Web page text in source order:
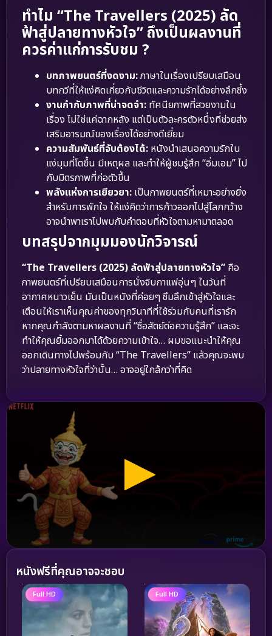
ทำไม “The Travellers (2025) ลัด
ฟ้าสู่ปลายทางหัวใจ” ถึงเป็นผลงานที่
ควรค่าแก่การรับชม ?
บทภาพยนตร์ที่งดงาม:ภาษาในเรื่องเปรียบเสมือน
บทกวีที่ให้แง่คิดเกี่ยวกับชีวิตและความรักได้อย่างลึกซึ้ง
งานกำกับภาพที่น่าจดจำ: ทัศนียภาพที่สวยงามใน
เรื่อง ไม่ใช่แค่ฉากหลัง แต่เป็นตัวละครตัวหนึ่งที่ช่วยส่ง
เสริมอารมณ์ของเรื่องได้อย่างดีเยี่ยม
ความสัมพันธ์ที่จับต้องได้: หนังนำเสนอความรักใน
แง่มุมที่โตขึ้น มีเหตุผล และทำให้ผู้ชมรู้สึก “อิ่มเอม” ไป
กับมิตรภาพที่ก่อตัวขึ้น
พลังแห่งการเยียวยา: เป็นภาพยนตร์ที่เหมาะอย่างยิ่ง
สำหรับการพักใจ ให้แง่คิดว่าการก้าวออกไปสู่โลกกว้าง
อาจนำพาเราไปพบกับคำตอบที่หัวใจตามหามาตลอด
บทสรุปจากมุมมองนักวิจารณ์
“The Travellers (2025) ลัดฟ้าสู่ปลายทางหัวใจ” คือ
ภาพยนตร์ที่เปรียบเสมือนการนั่งจิบกาแฟอุ่นๆ ในวันที่
อากาศหนาวเย็น มันเป็นหนังที่ค่อยๆ ซึมลึกเข้าสู่หัวใจและ
เตือนให้เราเห็นคุณค่าของทุกวินาทีที่ใช้ร่วมกับคนที่เรารัก
หากคุณกำลังตามหาผลงานที่ “ซื่อสัตย์ต่อความรู้สึก” และจะ
ทำให้คุณยิ้มออกมาได้ด้วยความเข้าใจ… ผมขอแนะนำให้คุณ
ออกเดินทางไปพร้อมกับ “The Travellers” แล้วคุณจะพบ
ว่าปลายทางหัวใจที่ว่านั้น… อาจอยู่ใกล้กว่าที่คิด
หนังฟรีที่คุณอาจจะชอบ
Full HD Full HD